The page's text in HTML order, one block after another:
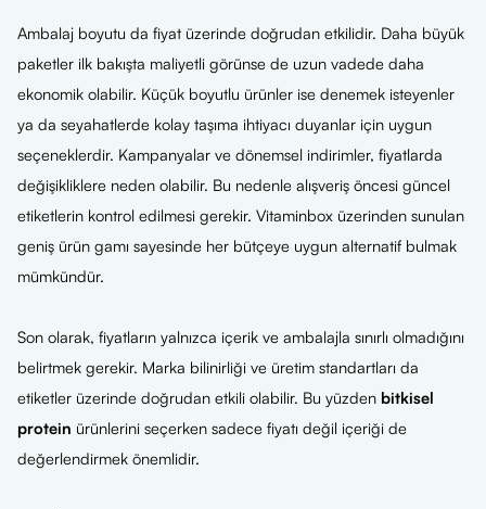
Ambalaj boyutu da fiyat üzerinde doğrudan etkilidir. Daha büyük
paketler ilk bakışta maliyetli görünse de uzun vadede daha
ekonomik olabilir. Küçük boyutlu ürünler ise denemek isteyenler
ya da seyahatlerde kolay taşıma ihtiyacı duyanlar için uygun
seçeneklerdir. Kampanyalar ve dönemsel indirimler, fiyatlarda
değişikliklere neden olabilir. Bu nedenle alışveriş öncesi güncel
etiketlerin kontrol edilmesi gerekir. Vitaminbox üzerinden sunulan
geniş ürün gamı sayesinde her bütçeye uygun alternatif bulmak
mümkündür.
Son olarak, fiyatların yalnızca içerik ve ambalajla sınırlı olmadığını
belirtmek gerekir. Marka bilinirliği ve üretim standartları da
etiketler üzerinde doğrudan etkili olabilir. Bu yüzden bitkisel
protein ürünlerini seçerken sadece fiyatı değil içeriği de
değerlendirmek önemlidir.